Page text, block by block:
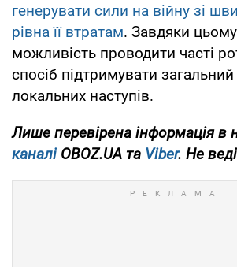
генерувати сили на війну зі
рівна її втратам. Завдяки
можливість проводити часті
спосіб підтримувати
локальних наступів.
Лише перевірена інформація в
каналіOBOZ.UA та Viber. Не